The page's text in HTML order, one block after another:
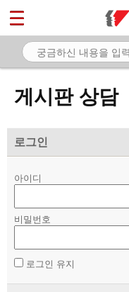
게시판 상담
로그인
아이디
비밀번호
로그인 유지
마이페이지
소개
노동상담
- 게시판 상담
- 바로보기
- 찾아보기
- 전국 노동상담소 안내